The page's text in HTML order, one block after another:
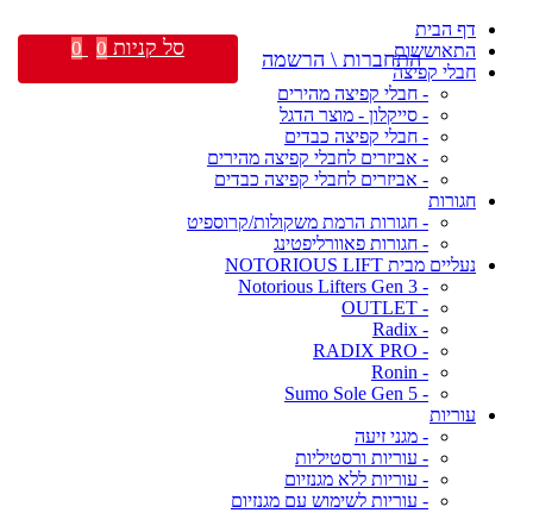
דף הבית
התאוששות
חבלי קפיצה
- חבלי קפיצה מהירים
- סייקלון - מוצר הדגל
- חבלי קפיצה כבדים
- אביזרים לחבלי קפיצה מהירים
- אביזרים לחבלי קפיצה כבדים
חגורות
- חגורות הרמת משקולות/קרוספיט
- חגורות פאוורליפטינג
נעליים מבית NOTORIOUS LIFT
- Notorious Lifters Gen 3
- OUTLET
- Radix
- RADIX PRO
- Ronin
- Sumo Sole Gen 5
עוריות
- מגני זיעה
- עוריות ורסטיליות
- עוריות ללא מגנזיום
- עוריות לשימוש עם מגנזיום
התחברות \ הרשמה סל קניות 0
0